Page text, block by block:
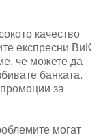
качество
експресни ВиК
че можете да
банката.
за
могат